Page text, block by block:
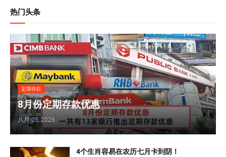
热门头条
定期存款
8月份定期存款优惠
八月 05, 2026
4个生肖容易在农历七月卡到阴！